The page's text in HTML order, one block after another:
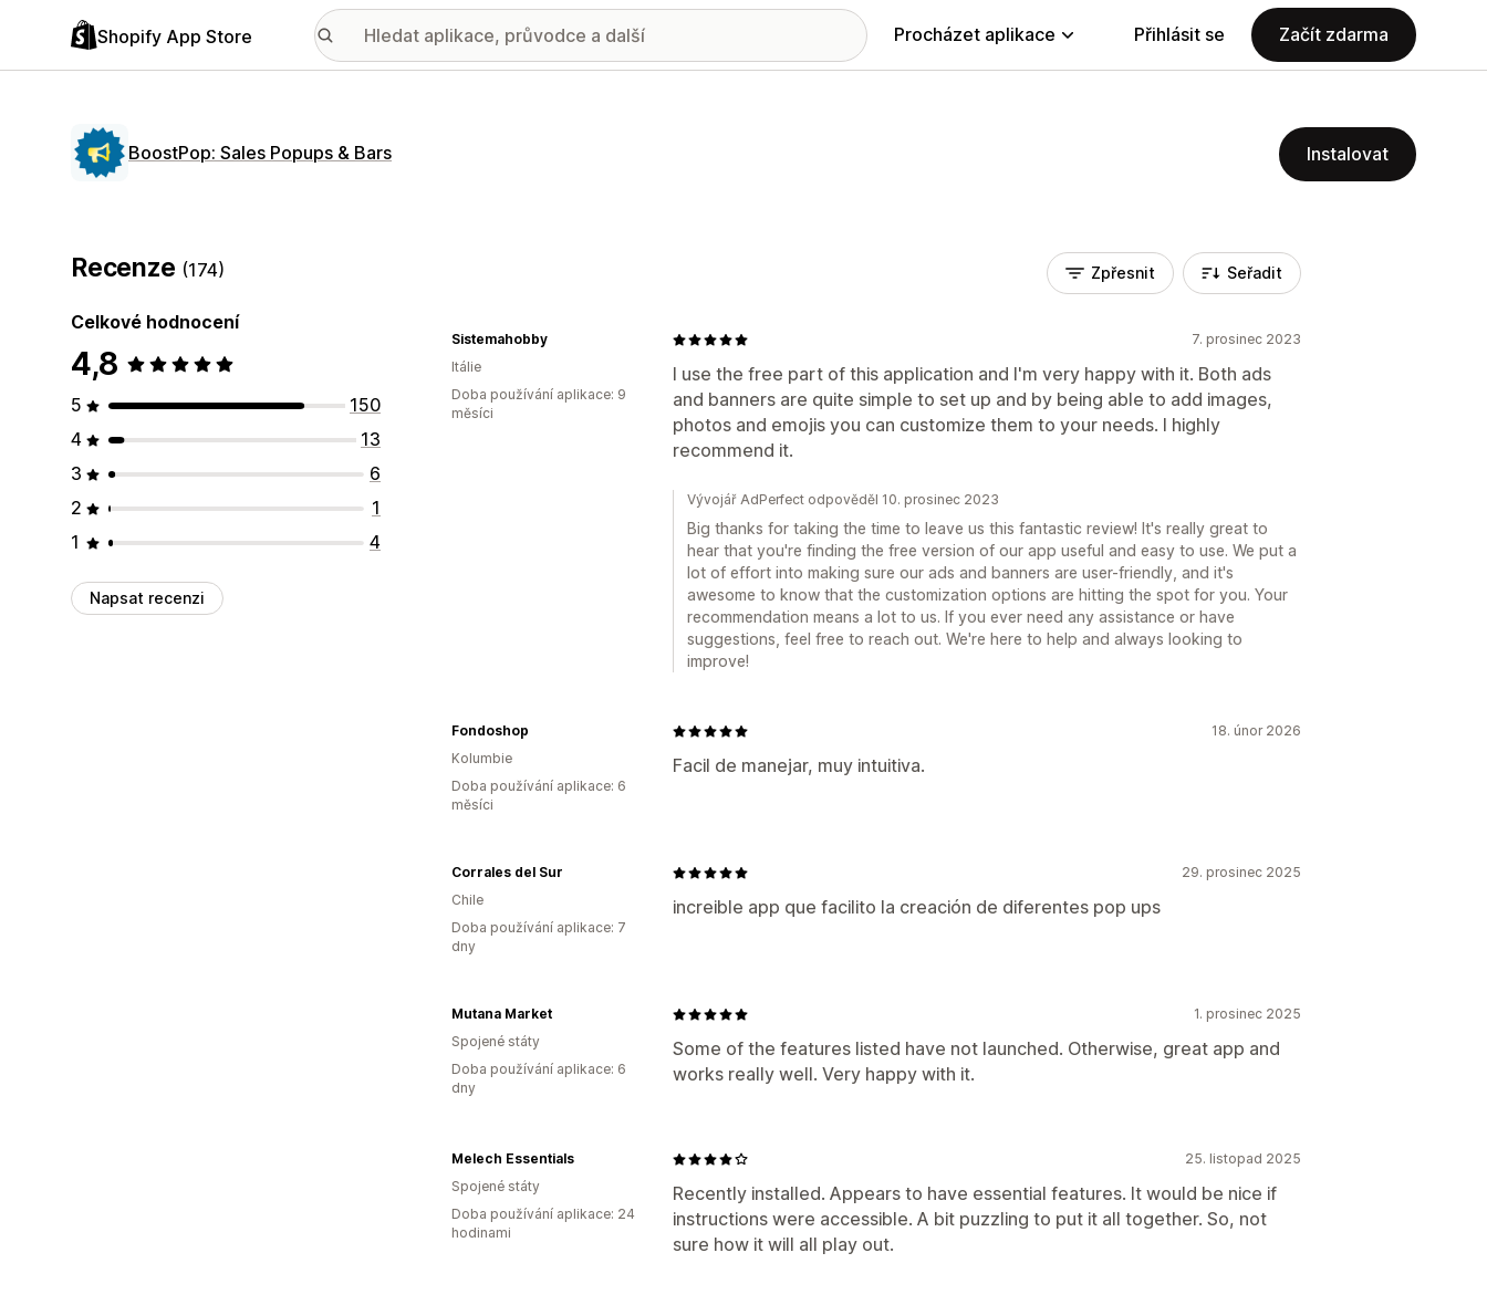
Shopify App Store Procházet aplikace Přihlásit se Začít zdarma
BoostPop: Sales Popups & Bars Instalovat
Recenze (174)
Celkové hodnocení
4,8
5
150
4
13
3
6
2
1
1
4
Napsat recenzi
Zpřesnit Seřadit
7. prosinec 2023
I use the free part of this application and I'm very happy with it. Both ads
and banners are quite simple to set up and by being able to add images,
photos and emojis you can customize them to your needs. I highly
recommend it.
Sistemahobby
Itálie
Doba používání aplikace: 9
měsíci
Vývojář AdPerfect odpověděl 10. prosinec 2023
Big thanks for taking the time to leave us this fantastic review! It's really great to
hear that you're finding the free version of our app useful and easy to use. We put a
lot of effort into making sure our ads and banners are user-friendly, and it's
awesome to know that the customization options are hitting the spot for you. Your
recommendation means a lot to us. If you ever need any assistance or have
suggestions, feel free to reach out. We're here to help and always looking to
improve!
18. únor 2026
Facil de manejar, muy intuitiva.
Fondoshop
Kolumbie
Doba používání aplikace: 6
měsíci
29. prosinec 2025
increible app que facilito la creación de diferentes pop ups
Corrales del Sur
Chile
Doba používání aplikace: 7
dny
1. prosinec 2025
Some of the features listed have not launched. Otherwise, great app and
works really well. Very happy with it.
Mutana Market
Spojené státy
Doba používání aplikace: 6
dny
25. listopad 2025
Recently installed. Appears to have essential features. It would be nice if
instructions were accessible. A bit puzzling to put it all together. So, not
sure how it will all play out.
Melech Essentials
Spojené státy
Doba používání aplikace: 24
hodinami